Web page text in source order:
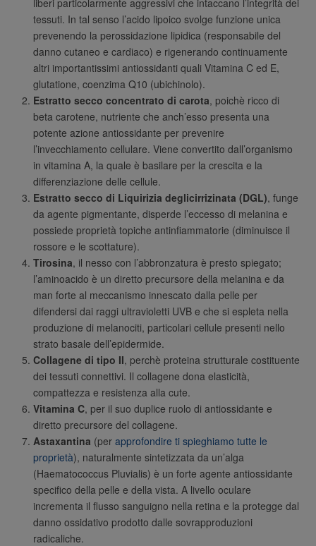
tessuti. In tal senso l’acido lipoico svolge funzione unica
prevenendo la perossidazione lipidica (responsabile del
danno cutaneo e cardiaco) e rigenerando continuamente
altri importantissimi antiossidanti quali Vitamina C ed E,
glutatione, coenzima Q10 (ubichinolo).
Estratto secco concentrato di carota, poichè ricco di
beta carotene, nutriente che anch’esso presenta una
potente azione antiossidante per prevenire
l’invecchiamento cellulare. Viene convertito dall’organismo
in vitamina A, la quale è basilare per la crescita e la
differenziazione delle cellule.
Estratto secco di Liquirizia deglicirrizinata (DGL), funge
da agente pigmentante, disperde l’eccesso di melanina e
possiede proprietà topiche antinfiammatorie (diminuisce il
rossore e le scottature).
Tirosina, il nesso con l’abbronzatura è presto spiegato;
l’aminoacido è un diretto precursore della melanina e da
man forte al meccanismo innescato dalla pelle per
difendersi dai raggi ultravioletti UVB e che si espleta nella
produzione di melanociti, particolari cellule presenti nello
strato basale dell’epidermide.
Collagene di tipo II, perchè proteina strutturale costituente
dei tessuti connettivi. Il collagene dona elasticità,
compattezza e resistenza alla cute.
Vitamina C, per il suo duplice ruolo di antiossidante e
diretto precursore del collagene.
Astaxantina (perapprofondire ti spieghiamo tutte le
proprietà), naturalmente sintetizzata da un’alga
(Haematococcus Pluvialis) è un forte agente antiossidante
specifico della pelle e della vista. A livello oculare
incrementa il flusso sanguigno nella retina e la protegge dal
danno ossidativo prodotto dalle sovrapproduzioni
radicaliche.